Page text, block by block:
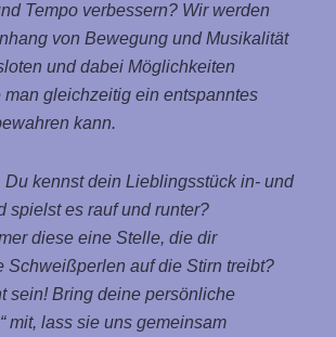
Tempo verbessern? Wir werden
von Bewegung und Musikalität
und dabei Möglichkeiten
man gleichzeitig ein entspanntes
kann.
Du kennst dein Lieblingsstück in- und
spielst es rauf und runter?
diese eine Stelle, die dir
Schweißperlen auf die Stirn treibt?
sein! Bring deine persönliche
mit, lass sie uns gemeinsam